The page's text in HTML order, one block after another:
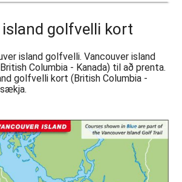
golfvelli kort
island golfvelli. Vancouver island
Columbia - Kanada) til að prenta.
golfvelli kort (British Columbia -